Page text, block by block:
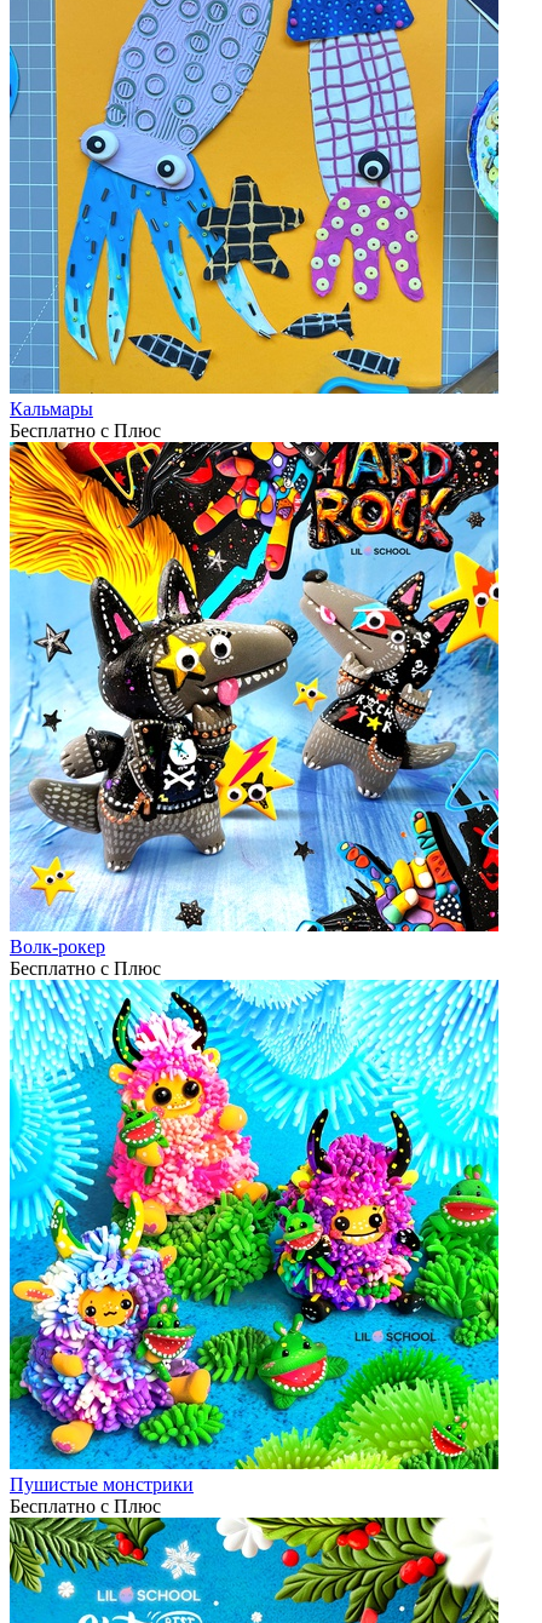
Кальмары
Бесплатно с Плюс
Волк-рокер
Бесплатно с Плюс
Пушистые монстрики
Бесплатно с Плюс